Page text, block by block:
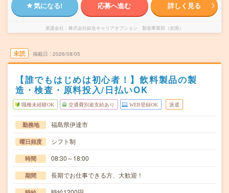
気になる! 応募へ進む 詳しく見る
派遣会社 株式会社綜合キャリアオプション 製造事業部（全国）
未読 掲載日 2026/08/05
【誰でもはじめは初心者！】飲料製品の製
造・検査・原料投入/日払いOK
職種未経験OK 交通費別途支給あり WEB登録OK 派遣
勤務地 福島県伊達市
曜日頻度 シフト制
時間 08:30～18:00
期間 長期でお仕事できる方、大歓迎！